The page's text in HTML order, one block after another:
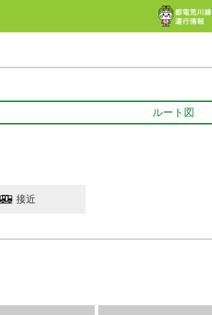
ルート図
接近